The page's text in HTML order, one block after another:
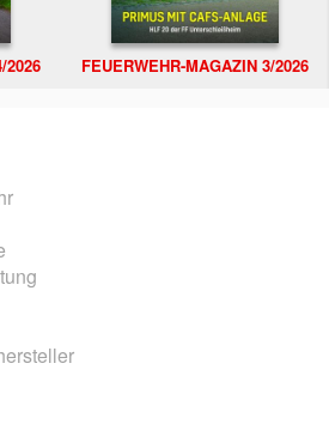
2026 FEUERWEHR-MAGAZIN 3/2026